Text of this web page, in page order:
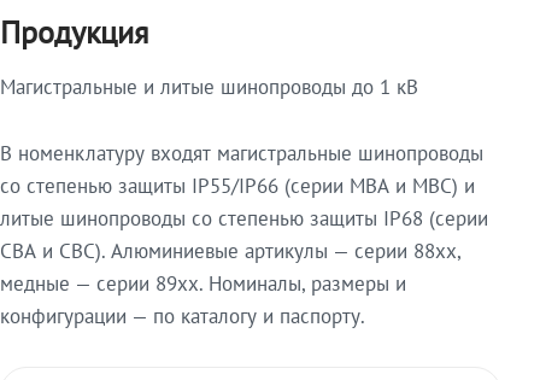
Продукция
Магистральные и литые шинопроводы до 1 кВ
В номенклатуру входят магистральные шинопроводы
со степенью защиты IP55/IP66 (серии МВА и МВС) и
литые шинопроводы со степенью защиты IP68 (серии
СВА и СВС). Алюминиевые артикулы — серии 88xx,
медные — серии 89xx. Номиналы, размеры и
конфигурации — по каталогу и паспорту.